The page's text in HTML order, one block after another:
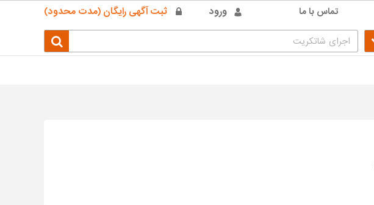
ورود ثبت آگهی رایگان (مدت محدود) تماس با ما